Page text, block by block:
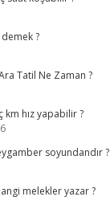
?
Tatil Ne Zaman ?
hız yapabilir ?
soyundandır ?
melekler yazar ?